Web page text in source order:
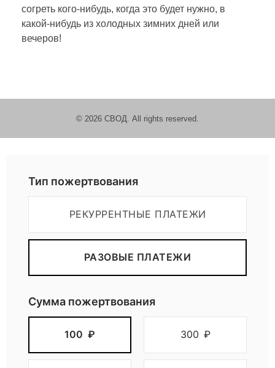
согреть кого-нибудь, когда это будет нужно, в
какой-нибудь из холодных зимних дней или
вечеров!
© 2026 СВОД. All rights reserved.
Тип пожертвования
РЕКУРРЕНТНЫЕ ПЛАТЕЖИ
РАЗОВЫЕ ПЛАТЕЖИ
Сумма пожертвования
100 ₽ 300 ₽